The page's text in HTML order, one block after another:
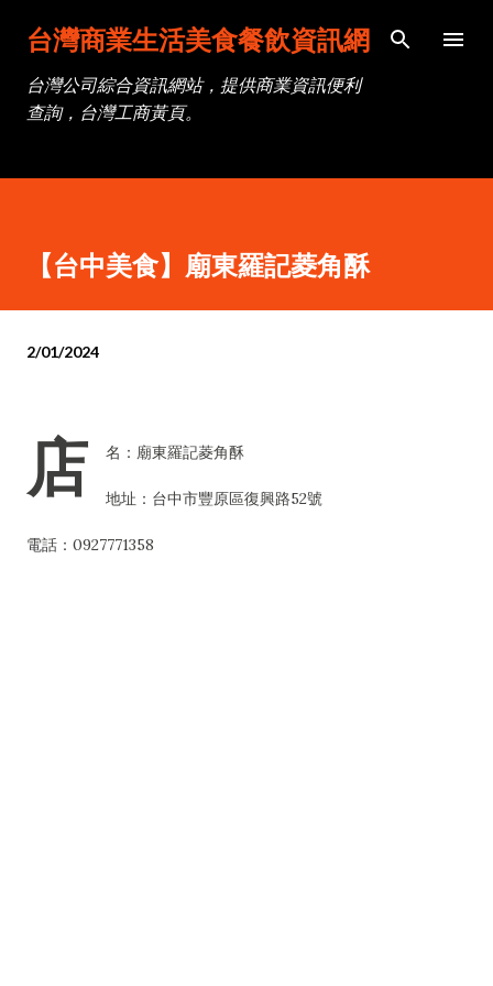
跳到主要內容
台灣商業生活美食餐飲資訊網
台灣公司綜合資訊網站，提供商業資訊便利
查詢，台灣工商黃頁。
【台中美食】廟東羅記菱角酥
2/01/2024
店 名：廟東羅記菱角酥
地址：台中市豐原區復興路52號
電話：0927771358